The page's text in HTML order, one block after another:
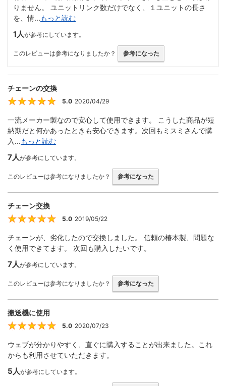
りません。 ユニットリンク数だけでなく、１ユニットの長さ
を、情...もっと読む
1人が参考にしています。
このレビューは参考になりましたか？ 参考になった
チェーンの交換
5
5.0 2020/04/29
一流メーカー製なので安心して使用できます。 こうした商品が短
納期だと何かあったときも安心できます。次回もミスミさんで購
入...もっと読む
7人が参考にしています。
このレビューは参考になりましたか？ 参考になった
チェーン交換
5
5.0 2019/05/22
チェーンが、劣化したので交換しました。 信頼の椿本製、問題な
く使用できてます。 次回も購入したいです。
7人が参考にしています。
このレビューは参考になりましたか？ 参考になった
搬送機に使用
5
5.0 2020/07/23
ウェブが分かりやすく、直ぐに購入することが出来ました。これ
からも利用させていただきます。
5人が参考にしています。